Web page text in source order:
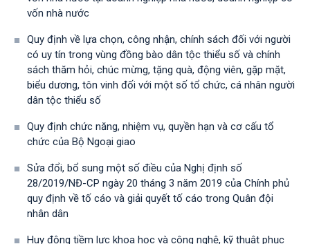
vốn nhà nước
Quy định về lựa chọn, công nhận, chính sách đối với người
có uy tín trong vùng đồng bào dân tộc thiểu số và chính
sách thăm hỏi, chúc mừng, tặng quà, động viên, gặp mặt,
biểu dương, tôn vinh đối với một số tổ chức, cá nhân người
dân tộc thiểu số
Quy định chức năng, nhiệm vụ, quyền hạn và cơ cấu tổ
chức của Bộ Ngoại giao
Sửa đổi, bổ sung một số điều của Nghị định số
28/2019/NĐ-CР ngày 20 tháng 3 năm 2019 của Chính phủ
quy định về tố cáo và giải quyết tố cáo trong Quân đội
nhân dân
Huy động tiềm lực khoa học và công nghệ, kỹ thuật phục